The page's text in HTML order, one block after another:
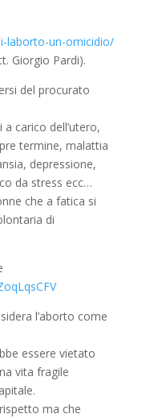
laborto-un-omicidio/
Giorgio Pardi).
del procurato
carico dell’utero,
termine, malattia
depressione,
da stress ecc…
che a fatica si
di
l’aborto come
essere vietato
vita fragile
ma che